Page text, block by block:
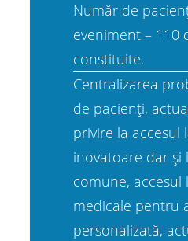
Număr de
eveniment – 110
constituite.
Centralizarea
de pacienți,
privire la accesul
inovatoare dar și
comune, accesul
medicale pentru
personalizată,